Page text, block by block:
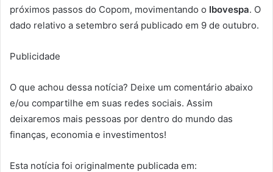
próximos passos do Copom, movimentando o Ibovespa. O
dado relativo a setembro será publicado em 9 de outubro.
Publicidade
O que achou dessa notícia? Deixe um comentário abaixo
e/ou compartilhe em suas redes sociais. Assim
deixaremos mais pessoas por dentro do mundo das
finanças, economia e investimentos!
Esta notícia foi originalmente publicada em: